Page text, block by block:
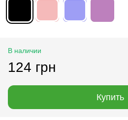
В наличии
124 грн
Купить